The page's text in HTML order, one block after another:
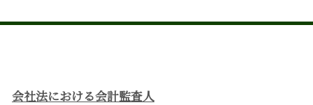
会社法における会計監査人